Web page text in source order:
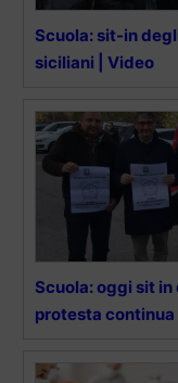
Scuola: sit-in
siciliani | Video
Scuola: oggi sit in
protesta